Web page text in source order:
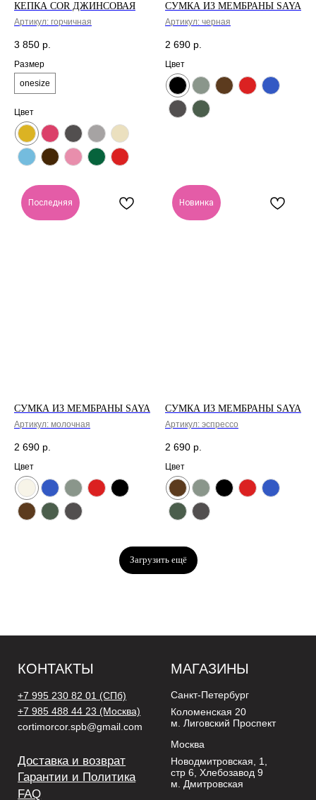
КЕПКА COR ДЖИНСОВАЯ
Артикул: горчичная
3 850 р.
Размер
onesize
Цвет
СУМКА ИЗ МЕМБРАНЫ SAYA
Артикул: черная
2 690 р.
Цвет
Последняя
СУМКА ИЗ МЕМБРАНЫ SAYA
Артикул: молочная
2 690 р.
Цвет
Новинка
СУМКА ИЗ МЕМБРАНЫ SAYA
Артикул: эспрессо
2 690 р.
Цвет
Загрузить ещё